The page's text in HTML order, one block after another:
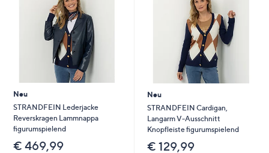
Neu
STRANDFEIN Lederjacke
Reverskragen Lammnappa
figurumspielend
€ 469,99
Neu
STRANDFEIN Cardigan,
Langarm V-Ausschnitt
Knopfleiste figurumspielend
€ 129,99